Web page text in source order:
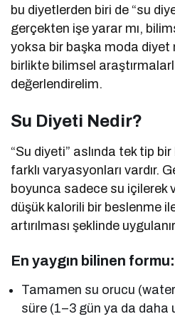
bu diyetlerden biri de “su
gerçekten işe yarar mı,
yoksa bir başka moda diyet
birlikte bilimsel
değerlendirelim.
Su Diyeti Nedir?
“Su diyeti” aslında tek tip
farklı varyasyonları vardır.
boyunca sadece su içilerek
düşük kalorili bir beslenme
artırılması şeklinde
En yaygın bilinen formu:
Tamamen su orucu
süre (1–3 gün ya da daha